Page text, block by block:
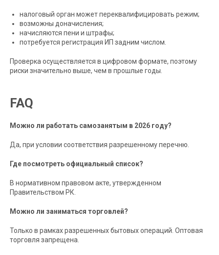
налоговый орган может переквалифицировать режим;
возможны доначисления;
начисляются пени и штрафы;
потребуется регистрация ИП задним числом.
Проверка осуществляется в цифровом формате, поэтому
риски значительно выше, чем в прошлые годы.
FAQ
Можно ли работать самозанятым в 2026 году?
Да, при условии соответствия разрешенному перечню.
Где посмотреть официальный список?
В нормативном правовом акте, утвержденном
Правительством РК.
Можно ли заниматься торговлей?
Только в рамках разрешенных бытовых операций. Оптовая
торговля запрещена.